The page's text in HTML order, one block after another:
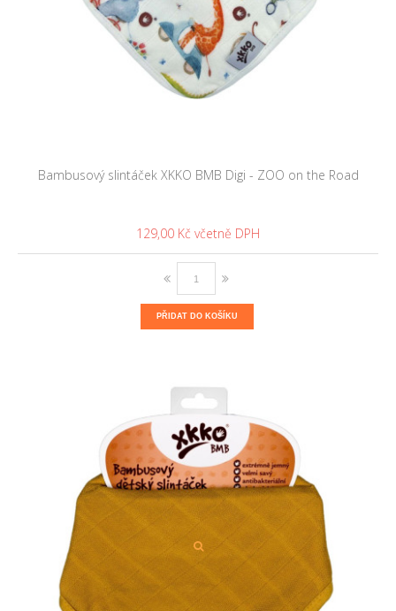
Bambusový slintáček XKKO BMB Digi - ZOO on the Road
129,00 Kč
PŘIDAT DO KOŠÍKU